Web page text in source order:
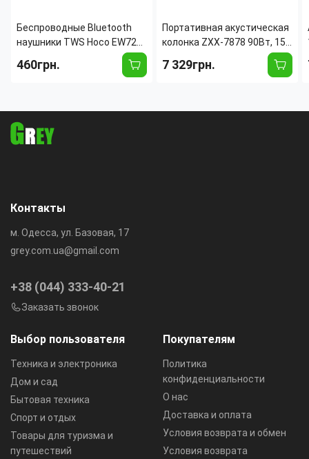
Беспроводные Bluetooth
наушники TWS Hoco EW72
дисплеем на кейсе (для iOS
460грн.
Портативная акустическая
колонка ZXX-7878 90Вт, 15",
Bluetooth, TWS, Караоке, 2
радиомикрофона, FM, RGB-
7 329грн.
Выбор пользователя
Техника и электроника
Дом и сад
Бытовая техника
Спорт и отдых
Товары для туризма и
путешествий
Покупателям
Политика
конфиденциальности
О нас
Доставка и оплата
Условия возврата и обмен
Условия возврата
Контакты
м. Одесса, ул. Базовая, 17
grey.com.ua@gmail.com
+38 (044) 333-40-21
Заказать звонок